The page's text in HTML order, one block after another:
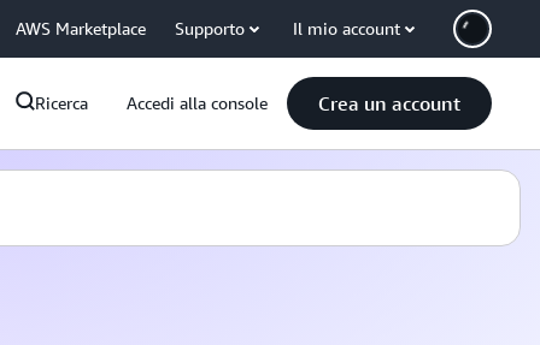
AWS Marketplace Supporto Il mio account
Ricerca Accedi alla console Crea un account